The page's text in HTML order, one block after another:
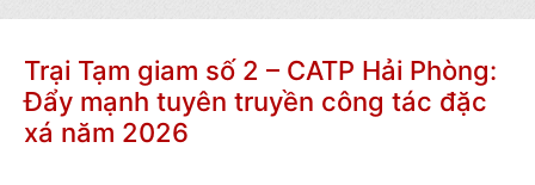
Trại Tạm giam số 2 – CATP Hải Phòng:
Đẩy mạnh tuyên truyền công tác đặc
xá năm 2026